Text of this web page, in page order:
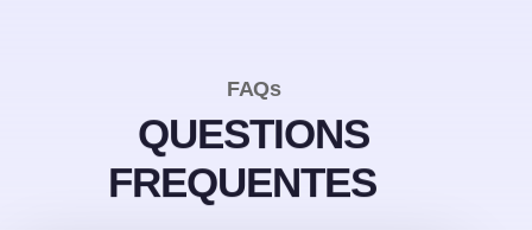
FAQs
QUESTIONS
FREQUENTES